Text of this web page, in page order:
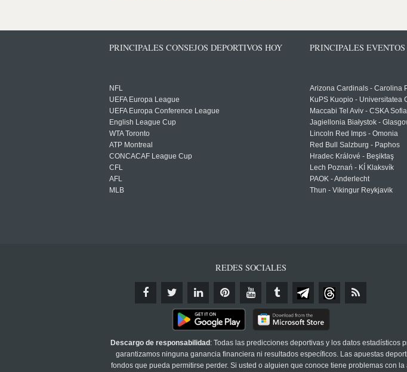
PRINCIPALES CONSEJOS DEPORTIVOS HOY
NFL
UEFA Europa League
UEFA Europa Conference League
English League Cup
WTA Toronto
ATP Montreal
CONCACAF League Cup
CFL
AFL
MLB
PRINCIPALES
Arizona Cardinals - Carolina
KuPS Kuopio - Universitatea
Maccabi Tel Aviv - CSKA Sofia
Jagiellonia Białystok -
Lincoln Red Imps - Omonia
Red Bull Salzburg - Paphos
Hradec Králové - Beşiktaş
Lech Poznań - KÍ Klaksvík
PAOK - Anderlecht
Thun - Vikingur Reykjavik
REDES SOCIALES
Descargo de responsabilidad : Todas las predicciones deportivas y los datos estadísticos
garantizamos ninguna ganancia financiera ni resultados específicos. Las apuestas
fondos que pueda permitirse perder. Si usted o alguien que conoce tiene problemas con